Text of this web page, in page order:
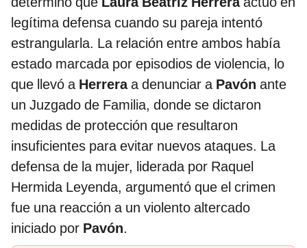
legítima defensa cuando su pareja intentó
estrangularla. La relación entre ambos había
estado marcada por episodios de violencia, lo
que llevó aHerreraa denunciar a Pavón ante
un Juzgado de Familia, donde se dictaron
medidas de protección que resultaron
insuficientes para evitar nuevos ataques. La
defensa de la mujer, liderada por Raquel
Hermida Leyenda, argumentó que el crimen
fue una reacción a un violento altercado
iniciado por Pavón.